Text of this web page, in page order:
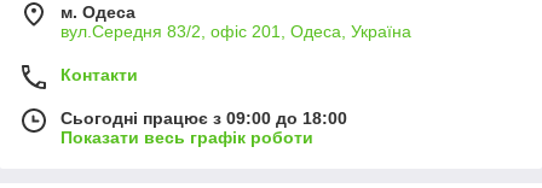
м. Одеса
вул.Середня 83/2, офіс 201, Одеса, Україна
Контакти
Сьогодні працює з 09:00 до 18:00
Показати весь графік роботи